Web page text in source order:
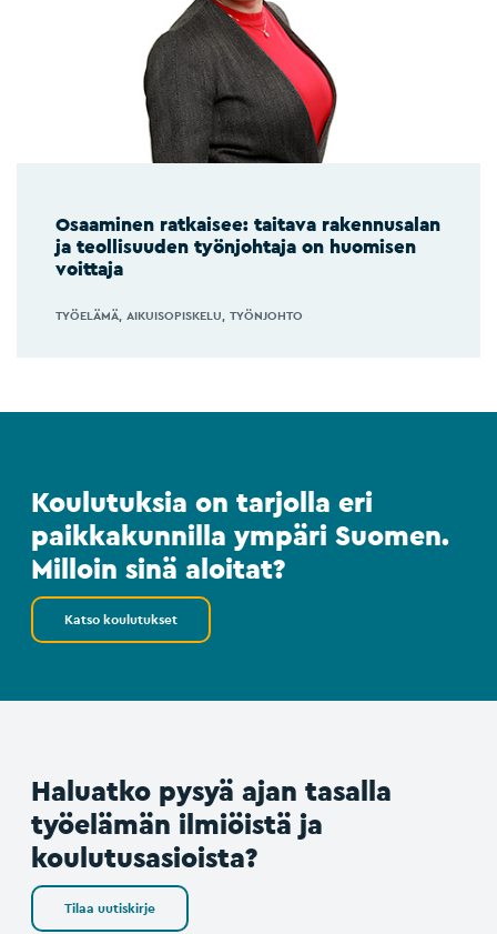
Osaaminen ratkaisee: taitava rakennusalan
ja teollisuuden työnjohtaja on huomisen
voittaja
TYÖELÄMÄ AIKUISOPISKELU TYÖNJOHTO
Koulutuksia on tarjolla eri
paikkakunnilla ympäri Suomen.
Milloin sinä aloitat?
Katso koulutukset
Haluatko pysyä ajan tasalla
työelämän ilmiöistä ja
koulutusasioista?
Tilaa uutiskirje